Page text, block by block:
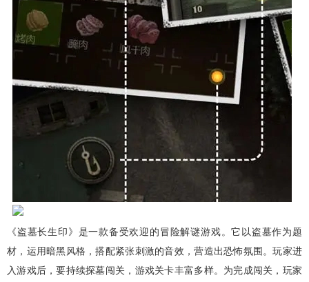
《盗墓长生印》是一款备受欢迎的冒险解谜游戏。它以盗墓作为题
材，运用暗黑风格，搭配紧张刺激的音效，营造出恐怖氛围。玩家进
入游戏后，要持续探墓闯关，游戏关卡丰富多样。为完成闯关，玩家